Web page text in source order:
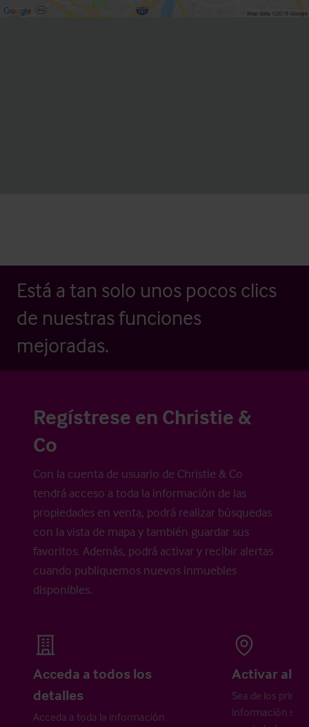
Está a tan solo unos pocos clics
de nuestras funciones
mejoradas.
Regístrese en Christie &
Co
Con la cuenta de usuario de Christie & Co
tendrá acceso a toda la información de las
propiedades en venta, podrá realizar búsquedas
con la vista de mapa y también guardar sus
favoritos. Además, podrá activar y recibir alertas
cuando publiquemos nuevos inmuebles
disponibles.
Acceda a todos los
detalles
Acceda a toda la información
Activar
Sea de los
información